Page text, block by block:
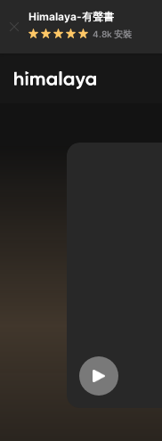
Himalaya-有聲書
4.8k 安裝